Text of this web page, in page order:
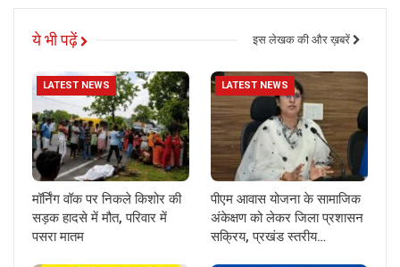
ये भी पढ़ें इस लेखक की और ख़बरें
LATEST NEWS
मॉर्निंग वॉक पर निकले किशोर की
सड़क हादसे में मौत, परिवार में
पसरा मातम
LATEST NEWS
पीएम आवास योजना के सामाजिक
अंकेक्षण को लेकर जिला प्रशासन
सक्रिय, प्रखंड स्तरीय…